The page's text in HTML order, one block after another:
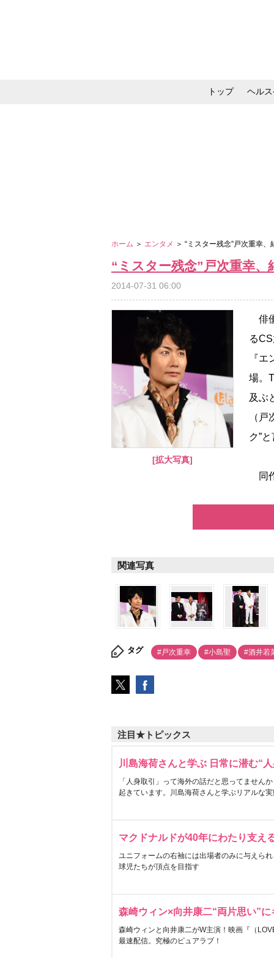
トップ ヘル
ホーム ＞ エンタメ ＞ “ミスター残念”戸次重幸
“ミスター残念”戸次重幸
2014-07-31 06:00
[拡大写真]
俳
る
『
場。
及ぶ
（
ク”
同
関連写真
タグ #戸次重幸 #小島聖 #酒井若
注目★トピックス
川島海荷さんと学ぶ 日常に潜む“
「人身取引」って海外の話だと思ってません
起きています。川島海荷さんと学ぶリアルな
マクドナルドが40年にわたり支え
ユニフォームの右袖には出場者のみに与えら
球児たちが頂点を目指す
森崎ウィン×向井康二“両片思い”
森崎ウィンと向井康二がW主演！映画『（
最速配信。究極のピュアラブ！